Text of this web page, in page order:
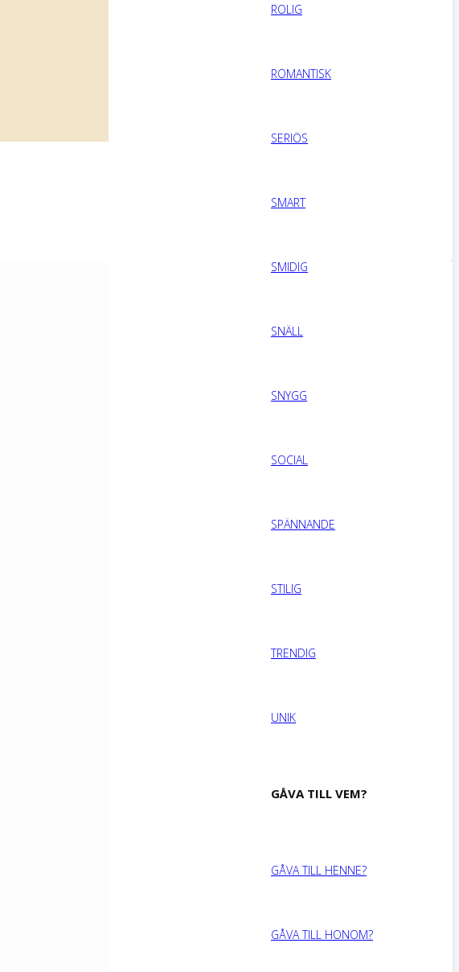
ROLIG
ROMANTISK
SERIÖS
SMART
SMIDIG
SNÄLL
SNYGG
SOCIAL
SPÄNNANDE
STILIG
TRENDIG
UNIK
GÅVA TILL VEM?
GÅVA TILL HENNE?
GÅVA TILL HONOM?